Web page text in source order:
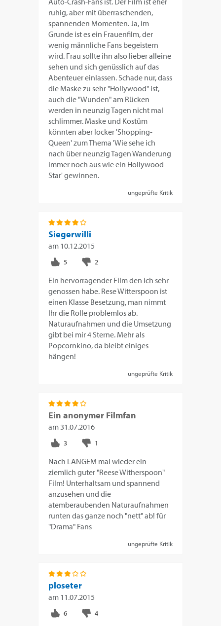
ruhig, aber mit überraschenden,
spannenden Momenten. Ja, im
Grunde ist es ein Frauenfilm, der
wenig männliche Fans begeistern
wird. Frau sollte ihn also lieber alleine
sehen und sich genüsslich auf das
Abenteuer einlassen. Schade nur, dass
die Maske zu sehr "Hollywood" ist,
auch die "Wunden" am Rücken
werden in neunzig Tagen nicht mal
schlimmer. Maske und Kostüm
könnten aber locker 'Shopping-
Queen' zum Thema 'Wie sehe ich
nach über neunzig Tagen Wanderung
immer noch aus wie ein Hollywood-
Star' gewinnen.
ungeprüfte Kritik
Siegerwilli
am 10.12.2015
Ein hervorragender Film den ich sehr
genossen habe. Rese Witterspoon ist
einen Klasse Besetzung, man nimmt
Ihr die Rolle problemlos ab.
Naturaufnahmen und die Umsetzung
gibt bei mir 4 Sterne. Mehr als
Popcornkino, da bleibt einiges
hängen!
ungeprüfte Kritik
Ein anonymer Filmfan
am 31.07.2016
Nach LANGEM mal wieder ein
ziemlich guter "Reese Witherspoon"
Film! Unterhaltsam und spannend
anzusehen und die
atemberaubenden Naturaufnahmen
runten das ganze noch "nett" ab! für
"Drama" Fans
ungeprüfte Kritik
ploseter
am 11.07.2015